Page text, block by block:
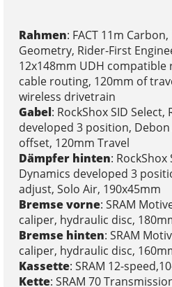
Rahmen: FACT 11m
Geometry, Rider-First
12x148mm UDH
cable routing, 120mm of
wireless drivetrain
Gabel: RockShox SID Select,
developed 3 position,
offset, 120mm Travel
Dämpfer hinten: RockShox
Dynamics developed 3
adjust, Solo Air, 190x45mm
Bremse vorne: SRAM
caliper, hydraulic disc,
Bremse hinten: SRAM
caliper, hydraulic disc,
Kassette: SRAM 12-
Kette: SRAM 70